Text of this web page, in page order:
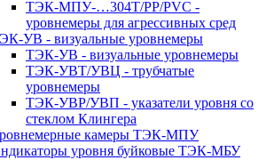
ТЭК-МПУ-…304Т/PP/PVC -
уровнемеры для агрессивных сред
УВ - визуальные уровнемеры
ТЭК-УВ - визуальные уровнемеры
ТЭК-УВТ/УВЦ - трубчатые
уровнемеры
ТЭК-УВР/УВП - указатели уровня со
стеклом Клингера
камеры ТЭК-МПУ
уровня буйковые ТЭК-МБУ